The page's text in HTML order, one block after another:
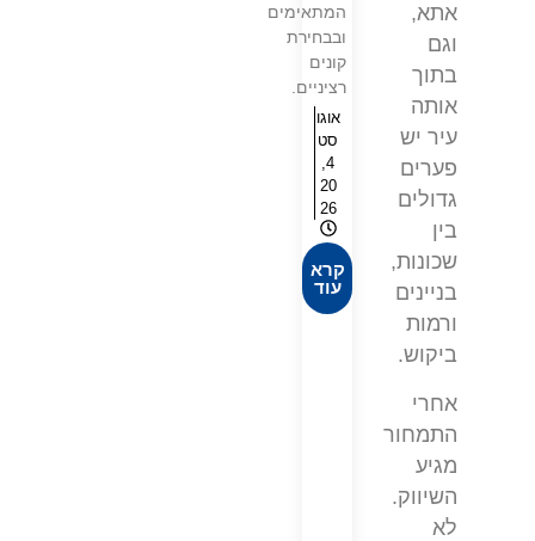
אתא,
וגם
בתוך
אותה
עיר יש
פערים
גדולים
בין
שכונות,
בניינים
ורמות
ביקוש.
אחרי
התמחור
מגיע
השיווק.
לא
המתאימים
ובבחירת
קונים
רציניים.
אוגו
סט
4,
20
26
קרא
עוד